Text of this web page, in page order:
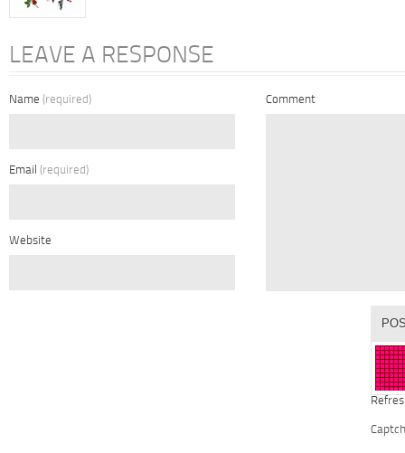
LEAVE A RESPONSE
Name (required)
Email (required)
Website
Comment